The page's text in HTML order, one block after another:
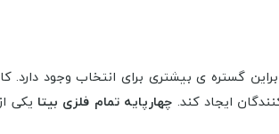
گستره ی بیشتری برای انتخاب وجود
ایجاد کند. چهارپایه تمام فلزی بیتا یکی